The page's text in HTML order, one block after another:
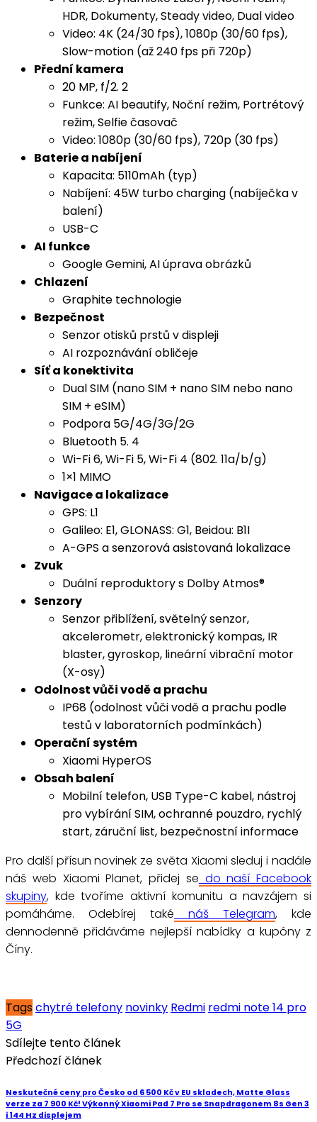
HDR, Dokumenty, Steady video, Dual video
Video: 4K (24/30 fps), 1080p (30/60 fps),
Slow-motion (až 240 fps při 720p)
Přední kamera
20 MP, f/2. 2
Funkce: AI beautify, Noční režim, Portrétový
režim, Selfie časovač
Video: 1080p (30/60 fps), 720p (30 fps)
Baterie a nabíjení
Kapacita: 5110mAh (typ)
Nabíjení: 45W turbo charging (nabíječka v
balení)
USB-C
AI funkce
Google Gemini, AI úprava obrázků
Chlazení
Graphite technologie
Bezpečnost
Senzor otisků prstů v displeji
AI rozpoznávání obličeje
Síť a konektivita
Dual SIM (nano SIM + nano SIM nebo nano
SIM + eSIM)
Podpora 5G/4G/3G/2G
Bluetooth 5. 4
Wi-Fi 6, Wi-Fi 5, Wi-Fi 4 (802. 11a/b/g)
1×1 MIMO
Navigace a lokalizace
GPS: L1
Galileo: E1, GLONASS: G1, Beidou: B1I
A-GPS a senzorová asistovaná lokalizace
Zvuk
Duální reproduktory s Dolby Atmos®
Senzory
Senzor přiblížení, světelný senzor,
akcelerometr, elektronický kompas, IR
blaster, gyroskop, lineární vibrační motor
(X-osy)
Odolnost vůči vodě a prachu
IP68 (odolnost vůči vodě a prachu podle
testů v laboratorních podmínkách)
Operační systém
Xiaomi HyperOS
Obsah balení
Mobilní telefon, USB Type-C kabel, nástroj
pro vybírání SIM, ochranné pouzdro, rychlý
start, záruční list, bezpečnostní informace
Pro další přísun novinek ze světa Xiaomi sleduj i nadále
náš web Xiaomi Planet, přidej se do naší Facebook
skupiny, kde tvoříme aktivní komunitu a navzájem si
pomáháme. Odebírej také náš Telegram, kde
dennodenně přidáváme nejlepší nabídky a kupóny z
Číny.
Tagschytré telefony novinky Redmi redmi note 14 pro
5G
Sdílejte tento článek
Předchozí článek
Neskutečné ceny pro Česko od 6 500 Kč v EU skladech, Matte Glass
verze za 7 900 Kč! Výkonný Xiaomi Pad 7 Pro se Snapdragonem 8s Gen 3
i 144 Hz displejem